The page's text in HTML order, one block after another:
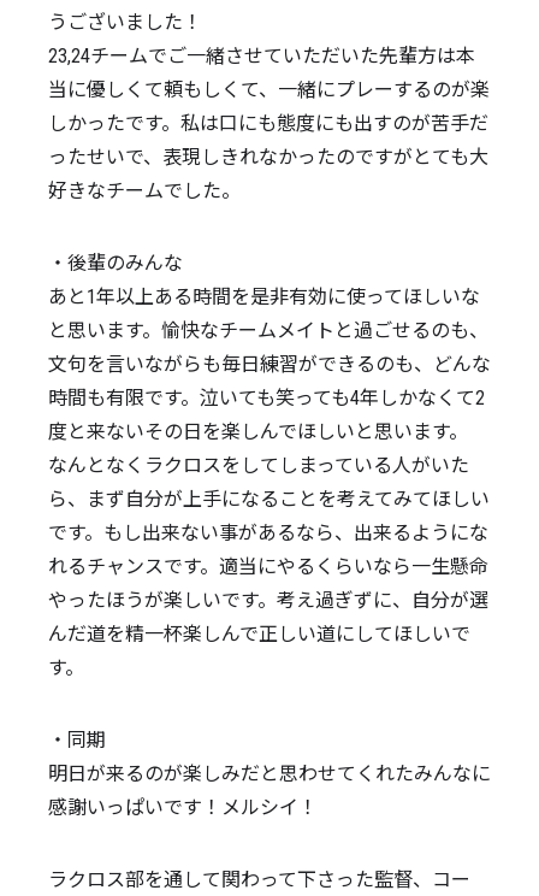
うございました！
23,24チームでご一緒させていただいた先輩方は本
当に優しくて頼もしくて、一緒にプレーするのが楽
しかったです。私は口にも態度にも出すのが苦手だ
ったせいで、表現しきれなかったのですがとても大
好きなチームでした。
・後輩のみんな
あと1年以上ある時間を是非有効に使ってほしいな
と思います。愉快なチームメイトと過ごせるのも、
文句を言いながらも毎日練習ができるのも、どんな
時間も有限です。泣いても笑っても4年しかなくて2
度と来ないその日を楽しんでほしいと思います。
なんとなくラクロスをしてしまっている人がいた
ら、まず自分が上手になることを考えてみてほしい
です。もし出来ない事があるなら、出来るようにな
れるチャンスです。適当にやるくらいなら一生懸命
やったほうが楽しいです。考え過ぎずに、自分が選
んだ道を精一杯楽しんで正しい道にしてほしいで
す。
・同期
明日が来るのが楽しみだと思わせてくれたみんなに
感謝いっぱいです！メルシイ！
ラクロス部を通して関わって下さった監督、コー